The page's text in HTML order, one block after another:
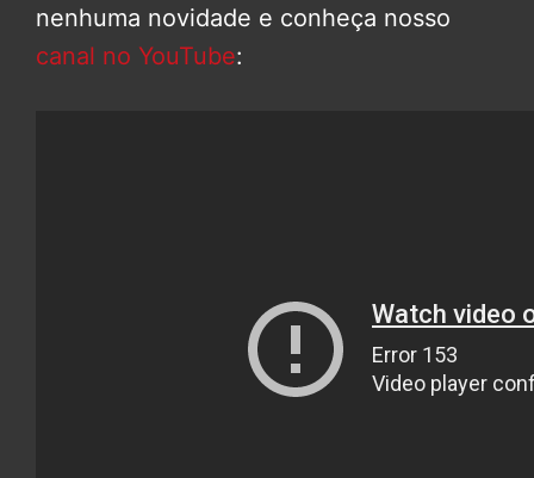
nenhuma novidade e conheça nosso
canal no YouTube: